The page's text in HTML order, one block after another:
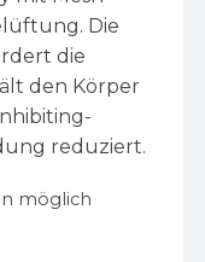
Die
die
den Körper
reduziert.
möglich